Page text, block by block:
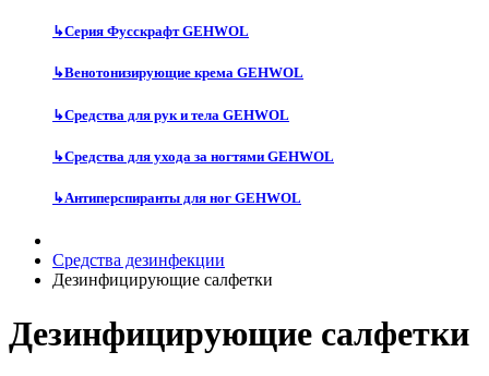
↳Серия Фусскрафт GEHWOL
↳Венотонизирующие крема GEHWOL
↳Средства для рук и тела GEHWOL
↳Средства для ухода за ногтями GEHWOL
↳Антиперспиранты для ног GEHWOL
Средства дезинфекции
Дезинфицирующие салфетки
Дезинфицирующие салфетки